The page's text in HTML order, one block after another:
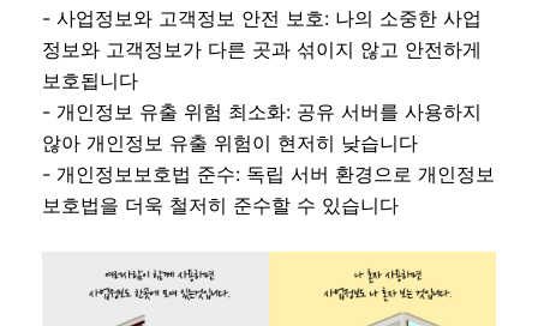
- 사업정보와 고객정보 안전 보호: 나의 소중한 사업
정보와 고객정보가 다른 곳과 섞이지 않고 안전하게
보호됩니다
- 개인정보 유출 위험 최소화: 공유 서버를 사용하지
않아 개인정보 유출 위험이 현저히 낮습니다
- 개인정보보호법 준수: 독립 서버 환경으로 개인정보
보호법을 더욱 철저히 준수할 수 있습니다